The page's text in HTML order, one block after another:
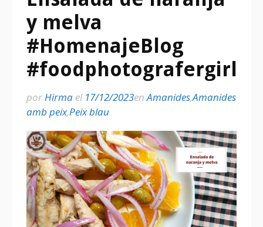
y melva
#HomenajeBlog
#foodphotografergirl
porHirma el 17/12/2023enAmanides,Amanides
amb peix,Peix blau